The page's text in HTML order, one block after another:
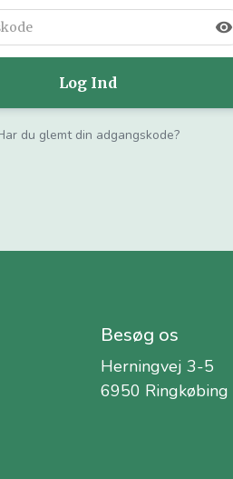
visibility
du glemt din adgangskode?
Besøg os
Herningvej 3-5
6950 Ringkøbing